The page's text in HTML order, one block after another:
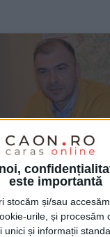
este importantă
stocăm și/sau
urile, și procesăm
unici și informații
SEVERIN